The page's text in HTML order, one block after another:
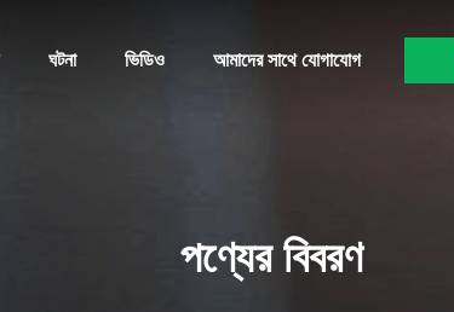
ঘটনা ভিডিও আমাদের সাথে যোগাযোগ
পণ্যের বিবরণ